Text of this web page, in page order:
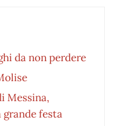
da non perdere
Messina,
festa